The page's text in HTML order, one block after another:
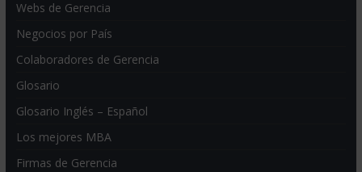
Webs de Gerencia
Negocios por País
Colaboradores de Gerencia
Glosario
Glosario Inglés – Español
Los mejores MBA
Firmas de Gerencia